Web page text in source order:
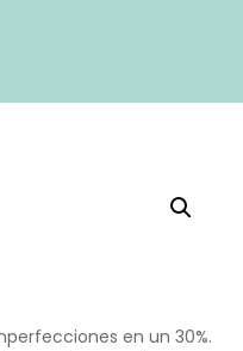
en un 30%.